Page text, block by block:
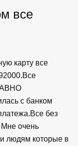
все
карту все
с банком
без
очень
людям которые в